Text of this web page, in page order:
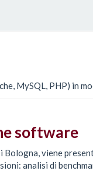
MySQL, PHP) in
software
Bologna, viene
analisi di